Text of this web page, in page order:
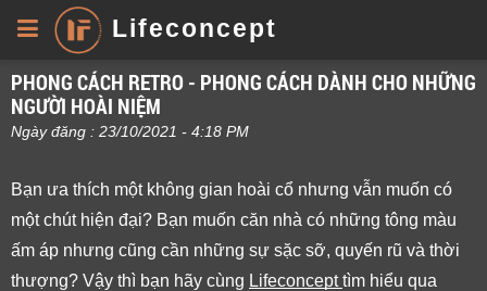
Lifeconcept
PHONG CÁCH RETRO - PHONG CÁCH DÀNH CHO NHỮNG
NGƯỜI HOÀI NIỆM
Ngày đăng : 23/10/2021 - 4:18 PM
Bạn ưa thích một không gian hoài cổ nhưng vẫn muốn có
một chút hiện đại? Bạn muốn căn nhà có những tông màu
ấm áp nhưng cũng cần những sự sặc sỡ, quyến rũ và thời
thượng? Vậy thì bạn hãy cùng Lifeconcept tìm hiểu qua